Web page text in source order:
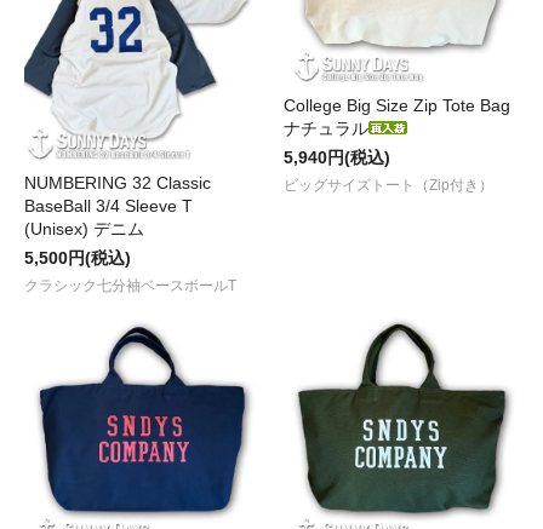
NUMBERING 32 Classic
BaseBall 3/4 Sleeve T
(Unisex) デニム
5,500円(税込)
クラシック七分袖ベースボールT
College Big Size Zip Tote Bag
ナチュラル
5,940円(税込)
ビッグサイズトート（Zip付き）